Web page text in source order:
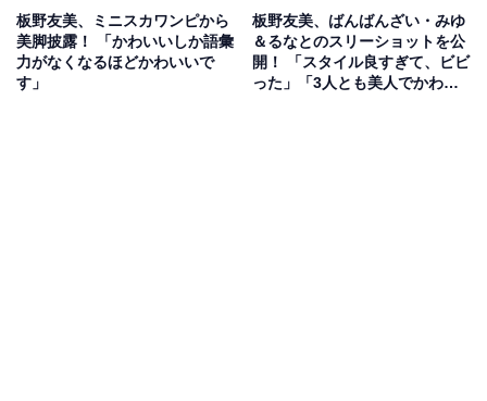
板野友美、ミニスカワンピから
美脚披露！ 「かわいいしか語彙
力がなくなるほどかわいいで
す」
板野友美、ばんばんざい・みゆ
＆るなとのスリーショットを公
開！ 「スタイル良すぎて、ビビ
った」「3人とも美人でかわい